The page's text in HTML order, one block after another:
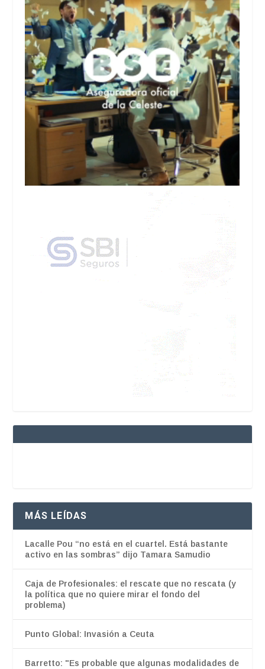
MÁS LEÍDAS
Lacalle Pou “no está en el cuartel. Está bastante
activo en las sombras” dijo Tamara Samudio
Caja de Profesionales: el rescate que no rescata (y
la política que no quiere mirar el fondo del
problema)
Punto Global: Invasión a Ceuta
Barretto: "Es probable que algunas modalidades de